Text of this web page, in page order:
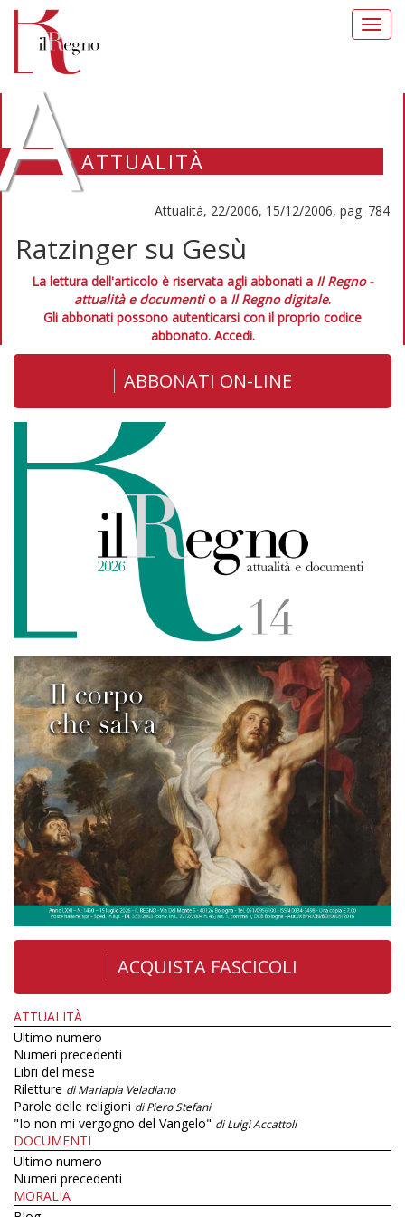
ATTUALITÀ
Attualità, 22/2006, 15/12/2006, pag. 784
Ratzinger su Gesù
La lettura dell'articolo è riservata agli abbonati a Il Regno -
attualità e documentio a Il Regno digitale.
Gli abbonati possono autenticarsi con il proprio codice
abbonato. Accedi.
ABBONATI ON-LINE
ACQUISTA FASCICOLI
ATTUALITÀ
Ultimo numero
Numeri precedenti
Libri del mese
Riletture di Mariapia Veladiano
Parole delle religioni di Piero Stefani
"Io non mi vergogno del Vangelo" di Luigi Accattoli
DOCUMENTI
Ultimo numero
Numeri precedenti
MORALIA